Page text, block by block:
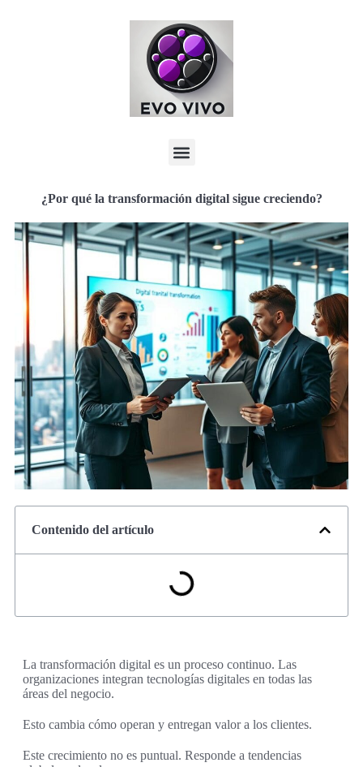
¿Por qué la transformación digital sigue creciendo?
Contenido del artículo
La transformación digital es un proceso continuo. Las
organizaciones integran tecnologías digitales en todas las
áreas del negocio.
Esto cambia cómo operan y entregan valor a los clientes.
Este crecimiento no es puntual. Responde a tendencias